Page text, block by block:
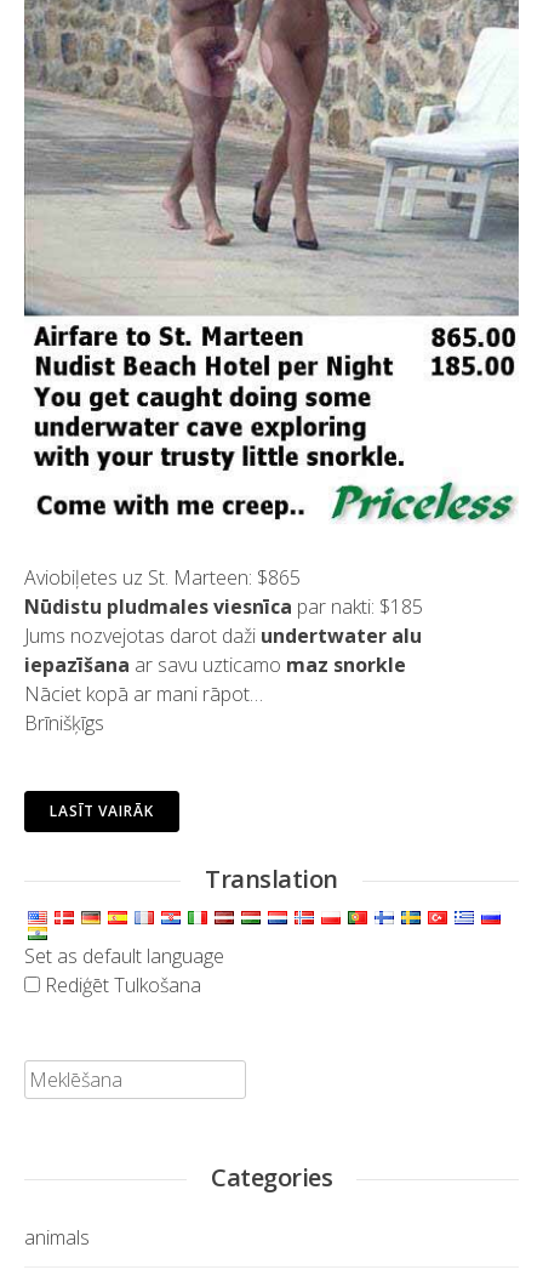
Aviobiļetes uz St. Marteen: $865
Nūdistu pludmales viesnīca par nakti: $185
Jums nozvejotas darot daži undertwater alu
iepazīšana ar savu uzticamo maz snorkle
Nāciet kopā ar mani rāpot…
Brīnišķīgs
LASĪT VAIRĀK
Translation
Set as default language
Rediģēt Tulkošana
Meklēt:
Categories
animals